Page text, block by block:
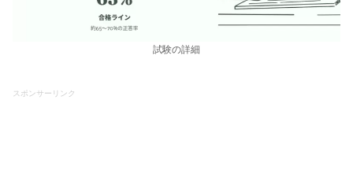
試験の詳細
スポンサーリンク